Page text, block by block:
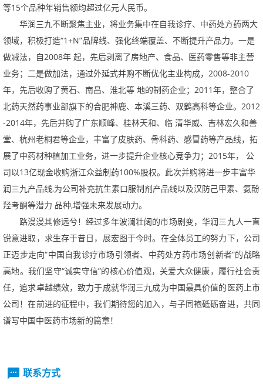
等15个品种年销售额均超过亿元人民币。
华润三九不断聚焦主业，将业务集中在自我诊疗、中药处方药两大
领域，积极打造“1+N”品牌线、强化终端覆盖、不断提升产品力。一是
做减法，自2008年起，先后剥离了房地产、食品、医药零售等非主营
业务；二是做加法，通过外延式并购不断优化主业构成， 2008-2010
年，先后收购了黄石、南昌、淮北等地的制药企业； 2011年，整合了
北药天然药事业部旗下的合肥神鹿、本溪三药、双鹤高科等企业。 2012
-2014年，先后并购了广东顺峰、桂林天和、临清华威、吉林宏久和善
堂、杭州老桐君等企业，丰富了皮肤药、骨科药、感冒药等产品线，拓
展了中药材种植加工业务，进一步提升企业核心竞争力； 2015年，公
司以13亿现金收购浙江众益制药100%股权。此次并购将进一步丰富华
润三九产品线,为公司补充抗生素口服制剂产品线以及汉防己甲素、氨酚
羟考酮等潜力品种,增强未来发展动力。
路漫漫其修远兮！经过多年波澜壮阔的市场剧变，华润三九人一直
锐意进取，求生存于昔日，展宏图于今时。在全体员工的努力下，公司
正迈步走向“中国自我诊疗市场引领者、中药处方药市场创新者”的战略
高地。我们坚守“诚实守信”的核心价值观，关爱大众健康，履行社会责
任，追求卓越绩效，致力于成就华润三九成为中国最具价值的医药上市
公司！在前进的征程中，我们期待您的加入，与子同袍砥砺奋进，共同
谱写中国中医药市场新的篇章！
联系方式